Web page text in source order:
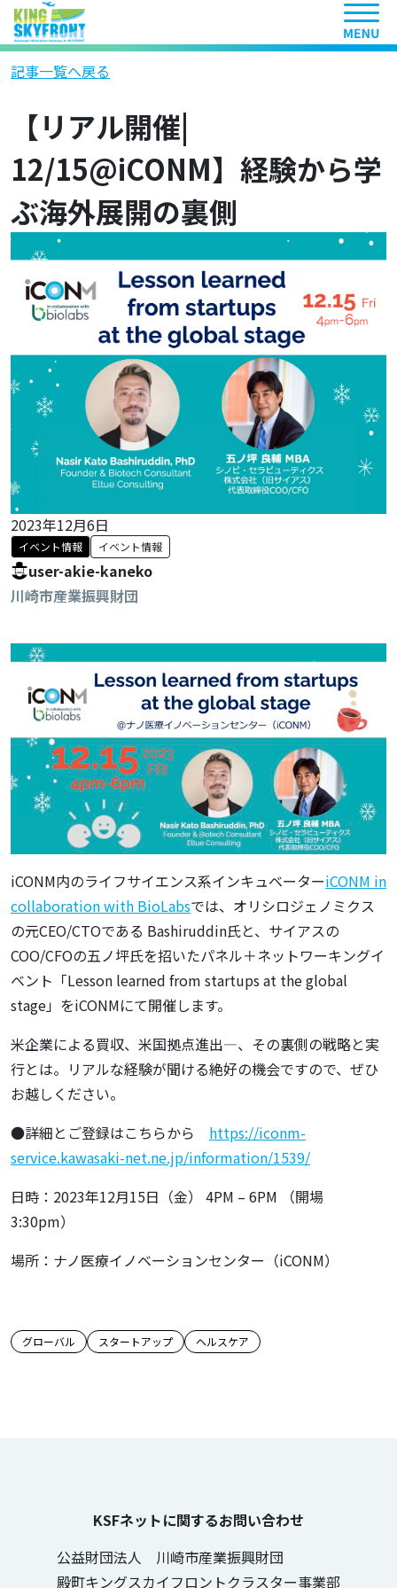
ヘッ
記事一覧へ戻る
【リアル開催|
12/15@iCONM】経験から学
ぶ海外展開の裏側
2023年12月6日
イベント情報 イベント情報
user-akie-kaneko
川崎市産業振興財団
iCONM内のライフサイエンス系インキュベーターiCONM in
collaboration with BioLabsでは、オリシロジェノミクス
の元CEO/CTOである Bashiruddin氏と、サイアスの
COO/CFOの五ノ坪氏を招いたパネル＋ネットワーキングイ
ベント「Lesson learned from startups at the global
stage」をiCONMにて開催します。
米企業による買収、米国拠点進出―、その裏側の戦略と実
行とは。リアルな経験が聞ける絶好の機会ですので、ぜひ
お越しください。
●詳細とご登録はこちらから https://iconm-
service.kawasaki-net.ne.jp/information/1539/
日時：2023年12月15日（金） 4PM – 6PM （開場
3:30pm）
場所：ナノ医療イノベーションセンター（iCONM）
この記事のタグ
グローバル スタートアップ ヘルスケア
KSFネットに関するお問い合わせ
公益財団法人 川崎市産業振興財団
殿町キングスカイフロントクラスター事業部